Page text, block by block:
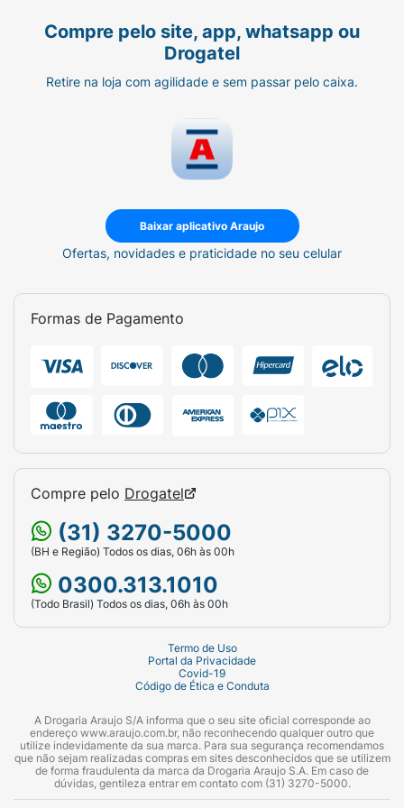
fios.
Orientações ao consumidor:
Descontinue o uso em caso de sensibilização.
Conserve o produto bem fechado, longe da
luz e do calor excessivo. Mantenha fora do
alcance de crianças.
Compre pelo site, app, whatsapp ou
Drogatel
Retire na loja com agilidade e sem passar pelo caixa.
Baixar aplicativo Araujo
Ofertas, novidades e praticidade no seu celular
Formas de Pagamento
Compre pelo Drogatel
(31) 3270-5000
(BH e Região) Todos os dias, 06h às 00h
0300.313.1010
(Todo Brasil) Todos os dias, 06h às 00h
Termo de Uso
Portal da Privacidade
Covid-19
Código de Ética e Conduta
A Drogaria Araujo S/A informa que o seu site oficial corresponde ao
endereço www.araujo.com.br, não reconhecendo qualquer outro que
utilize indevidamente da sua marca. Para sua segurança recomendamos
que não sejam realizadas compras em sites desconhecidos que se utilizem
de forma fraudulenta da marca da Drogaria Araujo S.A. Em caso de
dúvidas, gentileza entrar em contato com (31) 3270-5000.